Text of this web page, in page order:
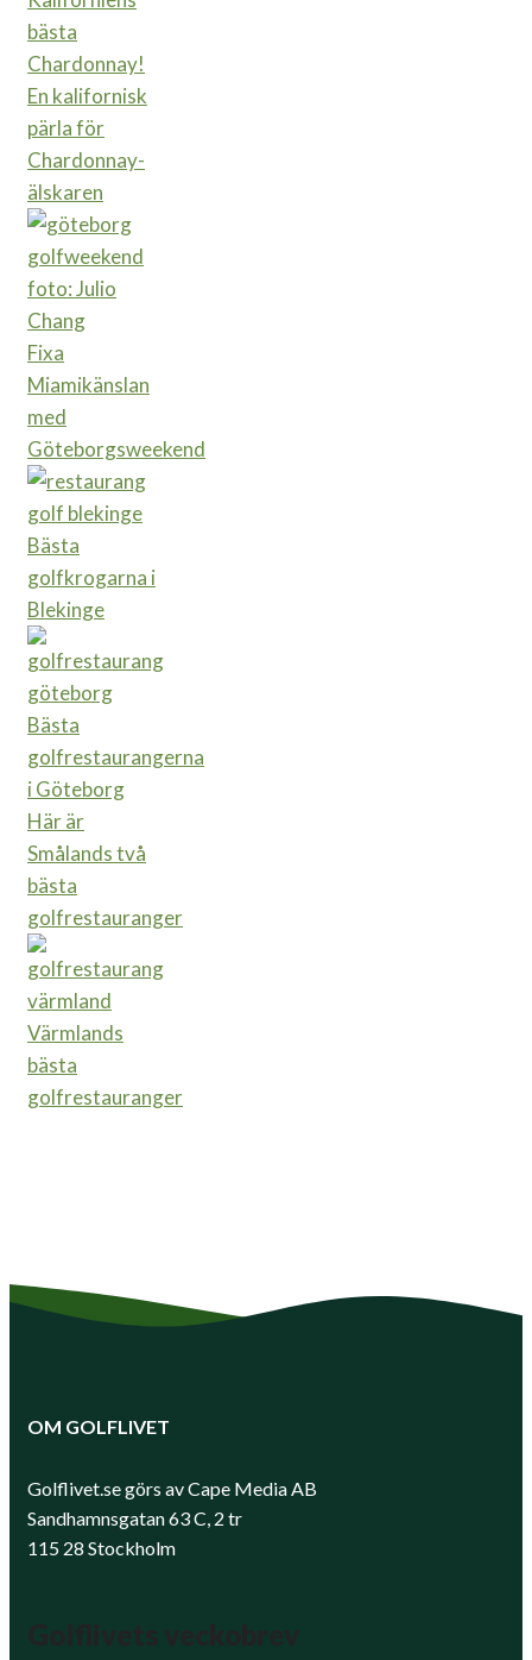
En kalifornisk
pärla för
Chardonnay-
älskaren
Fixa
Miamikänslan
med
Göteborgsweekend
Bästa
golfkrogarna i
Blekinge
Bästa
golfrestaurangerna
i Göteborg
Här är
Smålands två
bästa
golfrestauranger
Värmlands
bästa
golfrestauranger
OM GOLFLIVET
Golflivet.se görs av Cape Media AB
Sandhamnsgatan 63 C, 2 tr
115 28 Stockholm